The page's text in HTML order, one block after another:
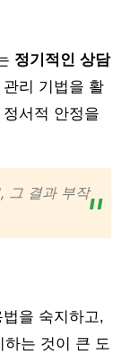
정기적인 상담
리 기법을 활
서적 안정을
그 결과 부작
을 숙지하고,
하는 것이 큰 도